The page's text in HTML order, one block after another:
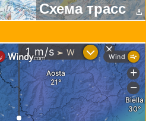
Схема трасс